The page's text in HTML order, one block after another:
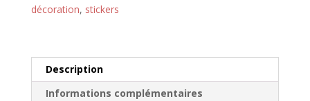
décoration, stickers
Description
Informations complémentaires